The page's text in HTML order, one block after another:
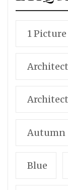
1 Picture
Autumn
Blue